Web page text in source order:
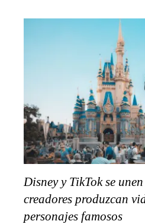
Disney y TikTok se
creadores produzcan
personajes famosos